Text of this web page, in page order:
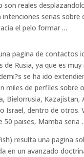
son reales
serias sobre
el pelo formar …
pagina de contactos
de Rusia, ya que es muy
se ha ido
miles de perfiles sobre
Bielorrusia, Kazajistan,
Israel, dentro de otros.
50 paises, Mamba seri­a
resulta una pagina
en un avanzado